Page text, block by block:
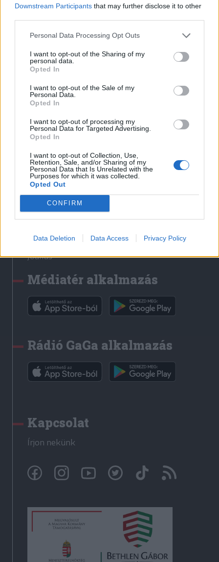
Downstream Participants that may further disclose it to other
Personal Data Processing Opt Outs
I want to opt-out of the Sharing of my
personal data.
Opted In
I want to opt-out of the Sale of my
Personal Data.
Opted In
I want to opt-out of processing my
Personal Data for Targeted Advertising.
Opted In
I want to opt-out of Collection, Use,
Retention, Sale, and/or Sharing of my
Personal Data that Is Unrelated with the
Purposes for which it was collected.
Opted Out
CONFIRM
Data Deletion Data Access Privacy Policy
Hozzászólási szabályzat
Nyomtatott lapjaink archívuma
Székely Hírmondó archívuma
Sütibeállítások
Médiatér
Liget
Krónika
Bihari Napló
Erdélyi Napló
Főtér
Rádió GaGa
Jóállás
Médiatér alkalmazás
Rádió GaGa alkalmazás
Kapcsolat
Írjon nekünk